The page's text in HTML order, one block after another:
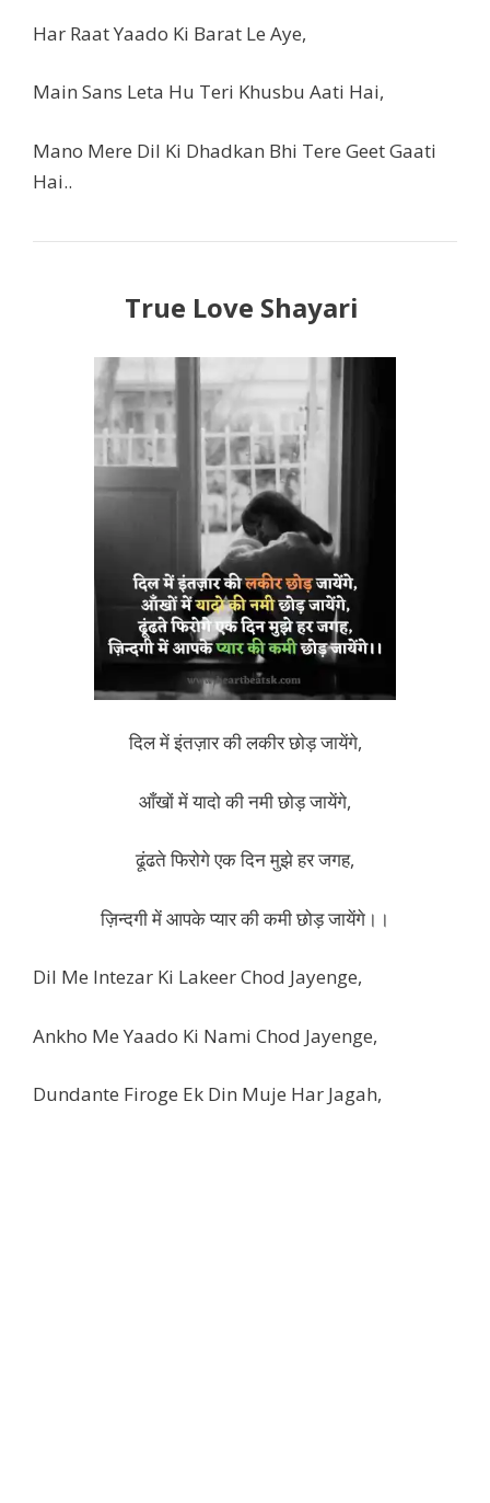
Har Raat Yaado Ki Barat Le Aye,
Main Sans Leta Hu Teri Khusbu Aati Hai,
Mano Mere Dil Ki Dhadkan Bhi Tere Geet Gaati
Hai..
True Love Shayari
दिल में इंतज़ार की लकीर छोड़ जायेंगे,
आँखों में यादो की नमी छोड़ जायेंगे,
ढूंढते फिरोगे एक दिन मुझे हर जगह,
ज़िन्दगी में आपके प्यार की कमी छोड़ जायेंगे।।
Dil Me Intezar Ki Lakeer Chod Jayenge,
Ankho Me Yaado Ki Nami Chod Jayenge,
Dundante Firoge Ek Din Muje Har Jagah,